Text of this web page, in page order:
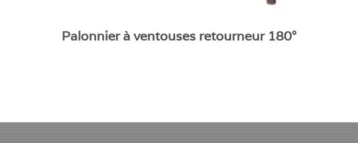
Palonnier à ventouses retourneur 180°